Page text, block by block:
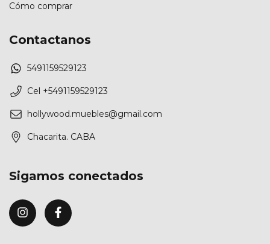
Cómo comprar
Contactanos
5491159529123
Cel +5491159529123
hollywood.muebles@gmail.com
Chacarita. CABA
Sigamos conectados